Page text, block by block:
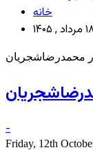
خانه
محمدرضاشجریان
-
Friday, 12th